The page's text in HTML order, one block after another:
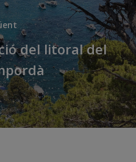
del litoral del